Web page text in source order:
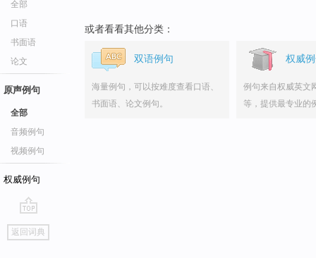
全部
口语
书面语
论文
原声例句
全部
音频例句
视频例句
权威例句
go
top
返回词典
或者看看其他分类：
双语例句
海量例句，可以按难度查看口语、
书面语、论文例句。
权威
例句来自权威英文
等，提供最专业的